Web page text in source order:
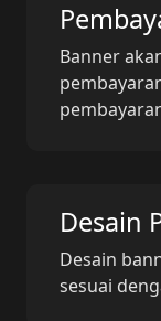
Banner
Desain
Desain
sesuai